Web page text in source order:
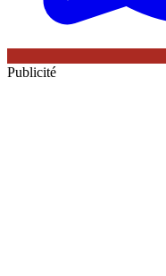
Publicité